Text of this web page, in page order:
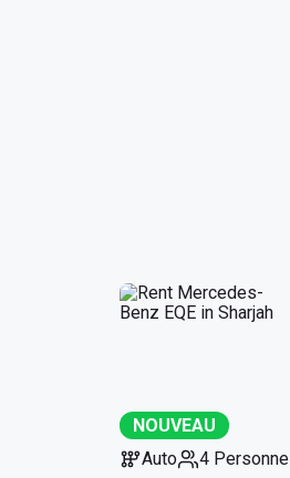
NOUVEAU
Auto
4 Personne